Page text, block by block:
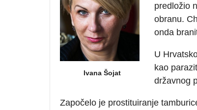
Ivana Šojat
predložio
obranu.
onda
U
kao
državnog
Započelo je prostituiranje